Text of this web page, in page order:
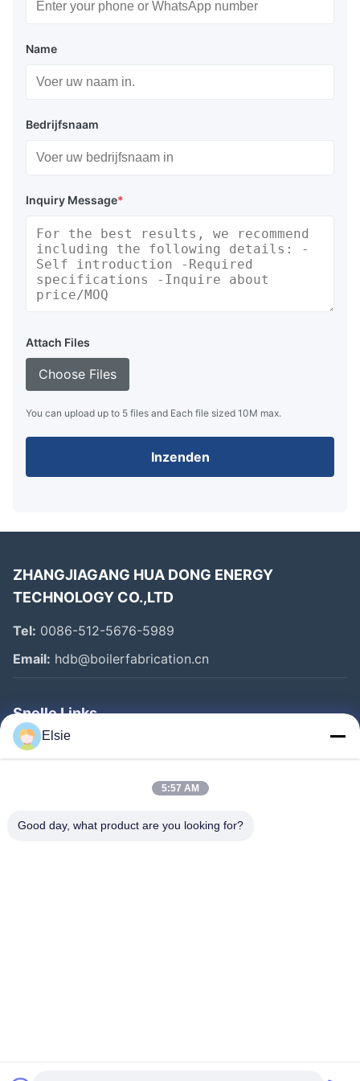
Name
Bedrijfsnaam
Inquiry Message*
Attach Files
Choose Files
You can upload up to 5 files and Each file sized 10M max.
Inzenden
ZHANGJIAGANG HUA DONG ENERGY
TECHNOLOGY CO.,LTD
Tel: 0086-512-5676-5989
Email: hdb@boilerfabrication.cn
Snelle Links
Huis
Fabrieksreis
©2020- ZHANGJIAGANG HUA DONG ENERGY TECHNOLOGY CO.,LTD.
Elsie
5:57 AM
Good day, what product are you looking for?